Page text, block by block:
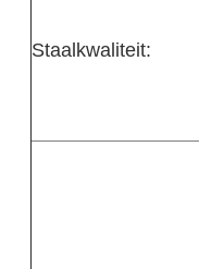
Staalkwaliteit: